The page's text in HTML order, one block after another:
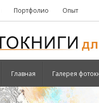
Портфолио Опыт
Главная Галерея